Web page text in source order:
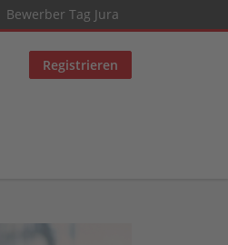
Bewerber Tag Jura
Registrieren